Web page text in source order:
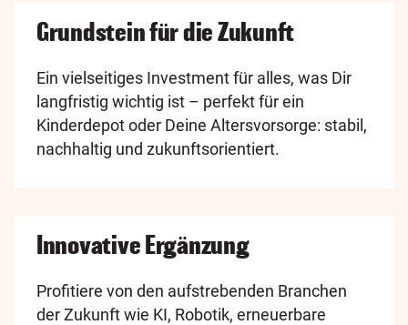
Grundstein für die Zukunft
Ein vielseitiges Investment für alles, was Dir
langfristig wichtig ist – perfekt für ein
Kinderdepot oder Deine Altersvorsorge: stabil,
nachhaltig und zukunftsorientiert.
Innovative Ergänzung
Profitiere von den aufstrebenden Branchen
der Zukunft wie KI, Robotik, erneuerbare